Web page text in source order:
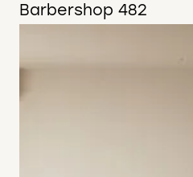
Barbershop 482